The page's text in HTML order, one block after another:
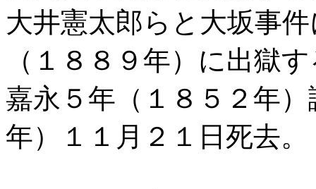
大井憲太郎らと大坂事
（１８８９年）に出獄
嘉永５年（１８５２年
年）１１月２１日死去。